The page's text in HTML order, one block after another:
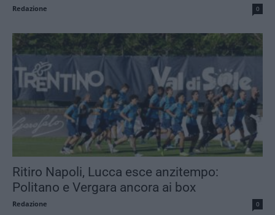
Redazione 0
Ritiro Napoli, Lucca esce anzitempo:
Politano e Vergara ancora ai box
Redazione 0